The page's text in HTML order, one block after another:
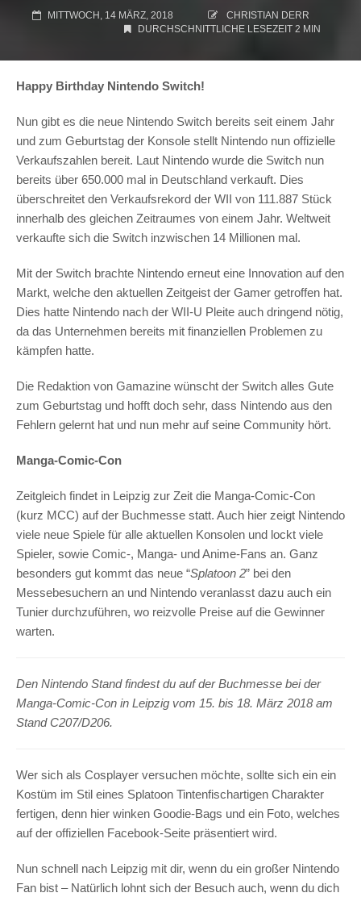
MITTWOCH, 14 MÄRZ, 2018
CHRISTIAN DERR
DURCHSCHNITTLICHE LESEZEIT 2 MIN
Happy Birthday Nintendo Switch!
Nun gibt es die neue Nintendo Switch bereits seit einem Jahr
und zum Geburtstag der Konsole stellt Nintendo nun offizielle
Verkaufszahlen bereit. Laut Nintendo wurde die Switch nun
bereits über 650.000 mal in Deutschland verkauft. Dies
überschreitet den Verkaufsrekord der WII von 111.887 Stück
innerhalb des gleichen Zeitraumes von einem Jahr. Weltweit
verkaufte sich die Switch inzwischen 14 Millionen mal.
Mit der Switch brachte Nintendo erneut eine Innovation auf den
Markt, welche den aktuellen Zeitgeist der Gamer getroffen hat.
Dies hatte Nintendo nach der WII-U Pleite auch dringend nötig,
da das Unternehmen bereits mit finanziellen Problemen zu
kämpfen hatte.
Die Redaktion von Gamazine wünscht der Switch alles Gute
zum Geburtstag und hofft doch sehr, dass Nintendo aus den
Fehlern gelernt hat und nun mehr auf seine Community hört.
Manga-Comic-Con
Zeitgleich findet in Leipzig zur Zeit die Manga-Comic-Con
(kurz MCC) auf der Buchmesse statt. Auch hier zeigt Nintendo
viele neue Spiele für alle aktuellen Konsolen und lockt viele
Spieler, sowie Comic-, Manga- und Anime-Fans an. Ganz
besonders gut kommt das neue “Splatoon 2” bei den
Messebesuchern an und Nintendo veranlasst dazu auch ein
Tunier durchzuführen, wo reizvolle Preise auf die Gewinner
warten.
Den Nintendo Stand findest du auf der Buchmesse bei der
Manga-Comic-Con in Leipzig vom 15. bis 18. März 2018 am
Stand C207/D206.
Wer sich als Cosplayer versuchen möchte, sollte sich ein ein
Kostüm im Stil eines Splatoon Tintenfischartigen Charakter
fertigen, denn hier winken Goodie-Bags und ein Foto, welches
auf der offiziellen Facebook-Seite präsentiert wird.
Nun schnell nach Leipzig mit dir, wenn du ein großer Nintendo
Fan bist – Natürlich lohnt sich der Besuch auch, wenn du dich